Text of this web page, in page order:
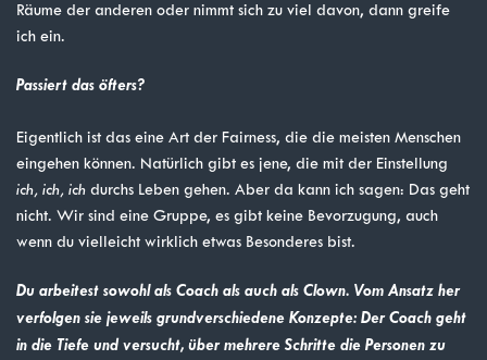
Räume der anderen oder nimmt sich zu viel davon, dann greife
ich ein.
Passiert das öfters?
Eigentlich ist das eine Art der Fairness, die die meisten Menschen
eingehen können. Natürlich gibt es jene, die mit der Einstellung
ich, ich, ich durchs Leben gehen. Aber da kann ich sagen: Das geht
nicht. Wir sind eine Gruppe, es gibt keine Bevorzugung, auch
wenn du vielleicht wirklich etwas Besonderes bist.
Du arbeitest sowohl als Coach als auch als Clown. Vom Ansatz her
verfolgen sie jeweils grundverschiedene Konzepte: Der Coach geht
in die Tiefe und versucht, über mehrere Schritte die Personen zu